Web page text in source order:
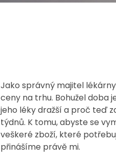
Jako správný majitel
ceny na trhu. Bohužel doba
jeho léky dražší a proč teď
týdnů. K tomu, abyste se
veškeré zboží, které
přinášíme právě mi.